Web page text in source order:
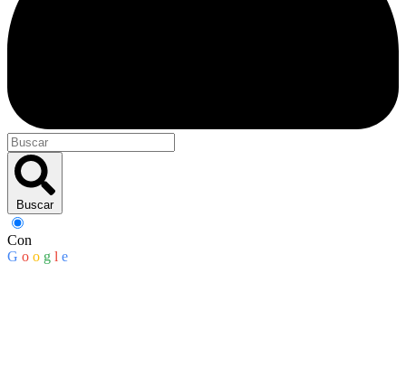
Buscar
Con
G o o g l e